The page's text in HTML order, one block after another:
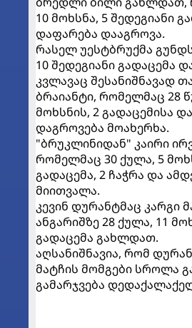
10 მოხსნა, 5 შედეგიანი
დაფარება დააგროვა.
რასელ უესტბრუქმა
10 შედეგიანი გადაცემა
კვლავაც შესანიშნავად
ბრაიანტი, რომელმაც 28
მოხსნის, 2 გადაცემისა
დაგროვება მოახერხა.
"ბრუკლინიდან" კაირი
რომელმაც 30 ქულა, 5
გადაცემა, 2 ჩაჭრა და
მიითვალა.
კევინ დურანტმაც კარგი
ანგარიშზე 28 ქულა, 11
გადაცემა გახლდათ.
აღსანიშნავია, რომ
მატჩის მომგები სროლა
გამარჯვება